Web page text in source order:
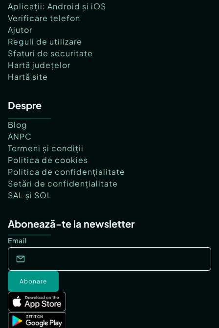
Aplicații: Android și iOS
Verificare telefon
Ajutor
Reguli de utilizare
Sfaturi de securitate
Hartă județelor
Hartă site
Despre
Blog
ANPC
Termeni și condiții
Politica de cookies
Politica de confidențialitate
Setări de confidențialitate
SAL și SOL
Abonează-te la newsletter
Email
Abonare